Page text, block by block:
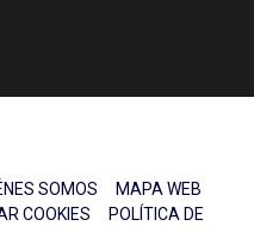
SOMOS
MAPA WEB
COOKIES
POLÍTICA DE